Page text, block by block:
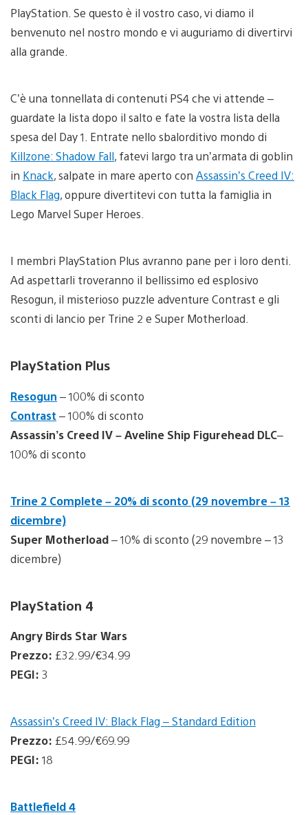
PlayStation. Se questo è il vostro caso, vi diamo il
benvenuto nel nostro mondo e vi auguriamo di divertirvi
alla grande.
C’è una tonnellata di contenuti PS4 che vi attende –
guardate la lista dopo il salto e fate la vostra lista della
spesa del Day 1. Entrate nello sbalorditivo mondo di
Killzone: Shadow Fall, fatevi largo tra un’armata di goblin
in Knack, salpate in mare aperto con Assassin’s Creed IV:
Black Flag, oppure divertitevi con tutta la famiglia in
Lego Marvel Super Heroes.
I membri PlayStation Plus avranno pane per i loro denti.
Ad aspettarli troveranno il bellissimo ed esplosivo
Resogun, il misterioso puzzle adventure Contrast e gli
sconti di lancio per Trine 2 e Super Motherload.
PlayStation Plus
Resogun – 100% di sconto
Contrast – 100% di sconto
Assassin’s Creed IV – Aveline Ship Figurehead DLC–
100% di sconto
Trine 2 Complete – 20% di sconto (29 novembre – 13
dicembre)
Super Motherload– 10% di sconto (29 novembre – 13
dicembre)
PlayStation 4
Angry Birds Star Wars
Prezzo: £32.99/€34.99
PEGI: 3
Assassin’s Creed IV: Black Flag – Standard Edition
Prezzo: £54.99/€69.99
PEGI: 18
Battlefield 4